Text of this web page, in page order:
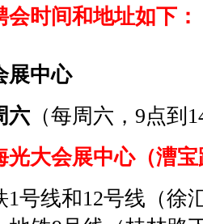
时间和地址如下：
展中心
六 （每周六，9点到
光大会展中心（漕宝
1号线和12号线（徐